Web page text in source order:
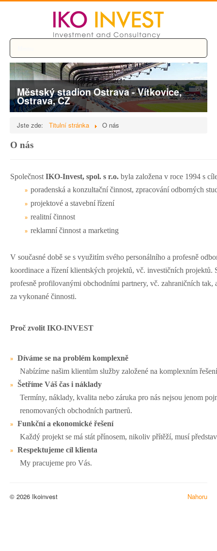
Městský stadion Ostrava - Vítkovice,
Ostrava, CZ
Jste zde: Titulní stránka O nás
O nás
Společnost IKO-Invest, spol. s r.o. byla založena v roce 1994 s
» poradenská a konzultační činnost, zpracování odborných
» projektové a stavební řízení
» realitní činnost
» reklamní činnost a marketing
V současné době se s využitím svého personálního a profesně
koordinace a řízení klientských projektů, vč. investičních projektů.
profesně profilovanými obchodními partnery, vč. zahraničních tak,
za vykonané činnosti.
Proč zvolit IKO-INVEST
» Díváme se na problém komplexně
Nabízíme našim klientům služby založené na komplexním
»
Šetříme Váš čas i náklady
Termíny, náklady, kvalita nebo záruka pro nás nejsou jenom
renomovaných obchodních partnerů.
» Funkční a ekonomické řešení
Každý projekt se má stát přínosem, nikoliv přítěží, musí
» Respektujeme cíl klienta
My pracujeme pro Vás.
Nahoru
© 2026 Ikoinvest